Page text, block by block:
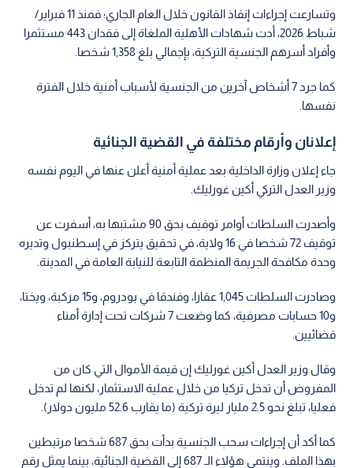
وتسارعت إجراءات إنفاذ القانون خلال العام الجاري؛ فمنذ 11 فبراير/
شباط 2026، أدت شهادات الأهلية الملغاة إلى فقدان 443 مستثمرا
وأفراد أسرهم الجنسية التركية، بإجمالي بلغ 1,358 شخصا.
كما جرد 7 أشخاص آخرين من الجنسية لأسباب أمنية خلال الفترة
نفسها.
إعلانان وأرقام مختلفة في القضية الجنائية
جاء إعلان وزارة الداخلية بعد عملية أمنية أعلن عنها في اليوم نفسه
وزير العدل التركي أكين غورليك.
وأصدرت السلطات أوامر توقيف بحق 90 مشتبها به، أسفرت عن
توقيف 72 شخصا في 16 ولاية، في تحقيق يتركز في إسطنبول وتديره
وحدة مكافحة الجريمة المنظمة التابعة للنيابة العامة في المدينة.
وصادرت السلطات 1,045 عقارا، وفندقا في بودروم، و15 مركبة، ويختا،
و10 حسابات مصرفية، كما وضعت 7 شركات تحت إدارة أمناء
قضائيين.
وقال وزير العدل أكين غورليك إن قيمة الأموال التي كان من
المفروض أن تدخل تركيا من خلال عملية الاستثمار، لكنها لم تدخل
فعليا، تبلغ نحو 2.5 مليار ليرة تركية (ما يقارب 52.6 مليون دولار).
كما أكد أن إجراءات سحب الجنسية بدأت بحق 687 شخصا مرتبطين
بهذا الملف. وينتمي هؤلاء الـ 687 إلى القضية الجنائية، بينما يمثل رقم